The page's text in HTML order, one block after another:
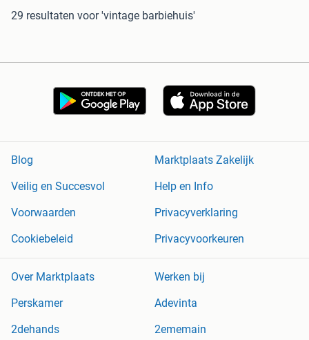
29 resultaten voor 'vintage barbiehuis'
Blog
Marktplaats Zakelijk
Veilig en Succesvol
Help en Info
Voorwaarden
Privacyverklaring
Cookiebeleid
Privacyvoorkeuren
Over Marktplaats
Werken bij
Perskamer
Adevinta
2dehands
2ememain